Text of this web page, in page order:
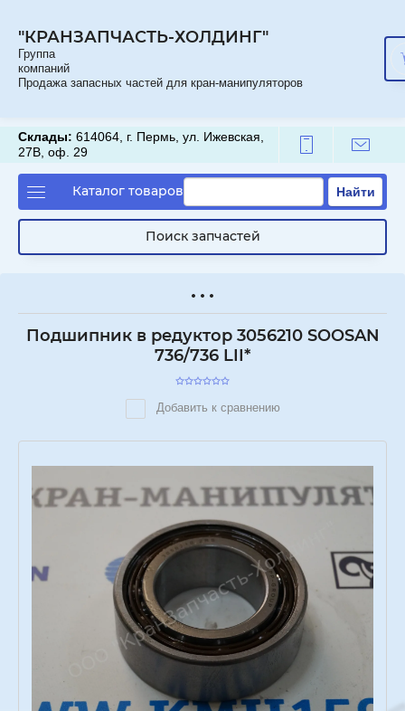
"КРАНЗАПЧАСТЬ-ХОЛДИНГ"
Группа
компаний
Продажа запасных частей для кран-манипуляторов
Склады: 614064, г. Пермь, ул. Ижевская,
27В, оф. 29
Каталог товаров Найти
Поиск запчастей
Подшипник в редуктор 3056210 SOOSAN
736/736 LII*
Добавить к сравнению